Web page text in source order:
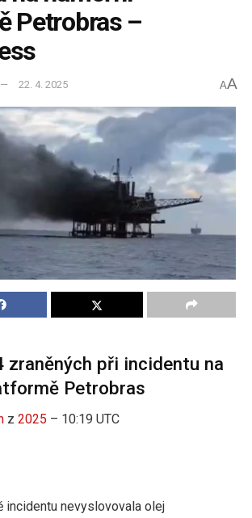
Petrobras –
22. 4. 2025 AA
zraněných při incidentu na
Petrobras
z 2025 – 10:19 UTC
incidentu nevyslovovala olej